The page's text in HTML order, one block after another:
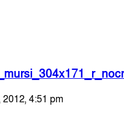
2012, 4:51 pm